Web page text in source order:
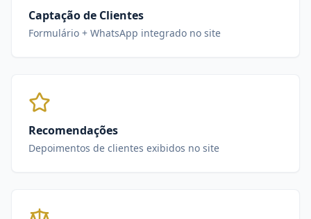
Captação de Clientes
Formulário + WhatsApp integrado no site
Recomendações
Depoimentos de clientes exibidos no site